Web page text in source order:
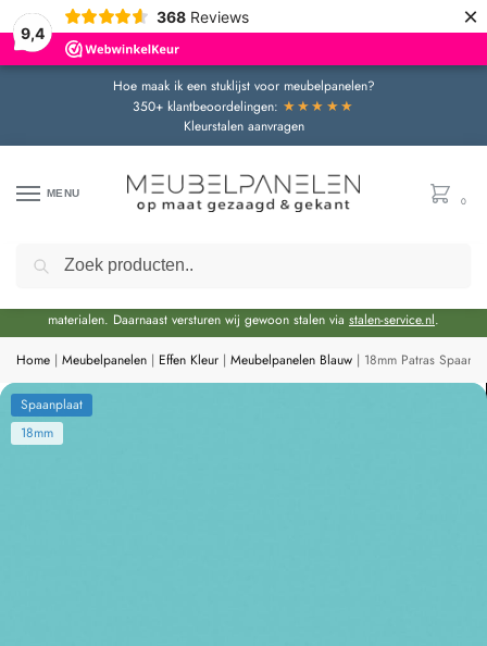
9,4
368 Reviews ×
Hoe maak ik een stuklijst voor meubelpanelen?
350+ klantbeoordelingen: ★★★★★
Kleurstalen aanvragen
MENU
0
Door de bouwvakperiode geldt momenteel een extra levertijd van circa 3 weken
materialen. Daarnaast versturen wij gewoon stalen via stalen-service.nl.
Home | Meubelpanelen | Effen Kleur | Meubelpanelen Blauw | 18mm Patras
Spaanplaat
18mm